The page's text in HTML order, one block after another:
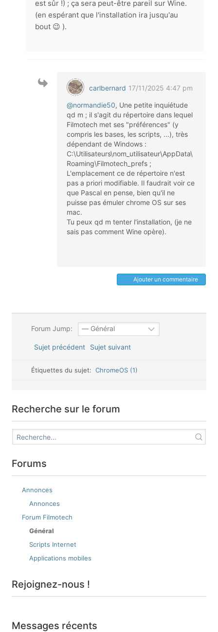
est sûr !) ; ça sera peut-être pareil sur Wine.
(en espérant que l'installation ira jusqu'au
bout 😉 ).
carlbernard 17/11/2025 4:47 pm
@normandie50, Une petite inquiétude
qd m ; il s'agit du répertoire dans lequel
Filmotech met ses "préférences" (y
compris les bases, les scripts, ...), très
dépendant de Windows :
C:\Utilisateurs\nom_utilisateur\AppData\
Roaming\Filmotech_prefs ;
L'emplacement ce de répertoire n'est
pas a priori modifiable. Il faudrait voir ce
que Pascal en pense, bien qu'il ne
puisse pas émuler chrome OS sur ses
mac.
Tu peux qd m tenter l'installation, (je ne
sais pas comment Wine opère).
Ajouter un commentaire
Forum Jump:
Sujet précédent Sujet suivant
Étiquettes du sujet: ChromeOS (1)
Recherche sur le forum
Forums
Annonces
Annonces
Forum Filmotech
Général
Scripts Internet
Applications mobiles
Rejoignez-nous !
Messages récents